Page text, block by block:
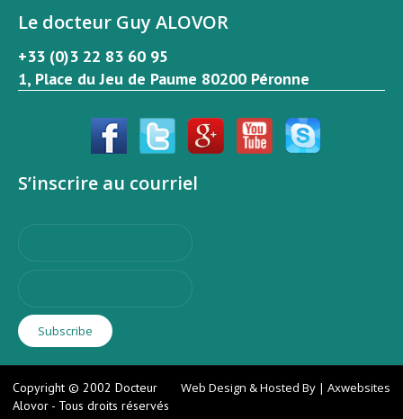
Le docteur Guy ALOVOR
+33 (0)3 22 83 60 95
1, Place du Jeu de Paume 80200 Péronne
S’inscrire au courriel
Web Design & Hosted By | Axwebsites
Copyright © 2002 Docteur
Alovor - Tous droits réservés